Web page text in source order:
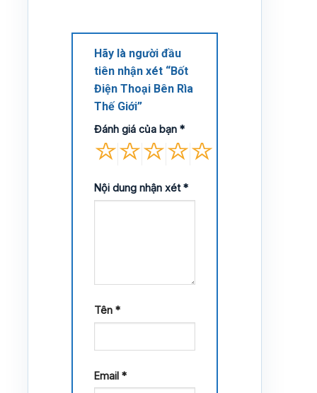
Hãy là người đầu
tiên nhận xét “Bốt
Điện Thoại Bên Rìa
Thế Giới”
Đánh giá của bạn *
Nội dung nhận xét*
Tên *
Email *